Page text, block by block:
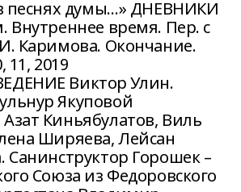
песнях думы…» ДНЕВНИКИ
Внутреннее время. Пер. с
Каримова. Окончание.
11, 2019
Виктор Улин.
Якуповой
Киньябулатов, Виль
Ширяева, Лейсан
Санинструктор Горошек –
Союза из Федоровского